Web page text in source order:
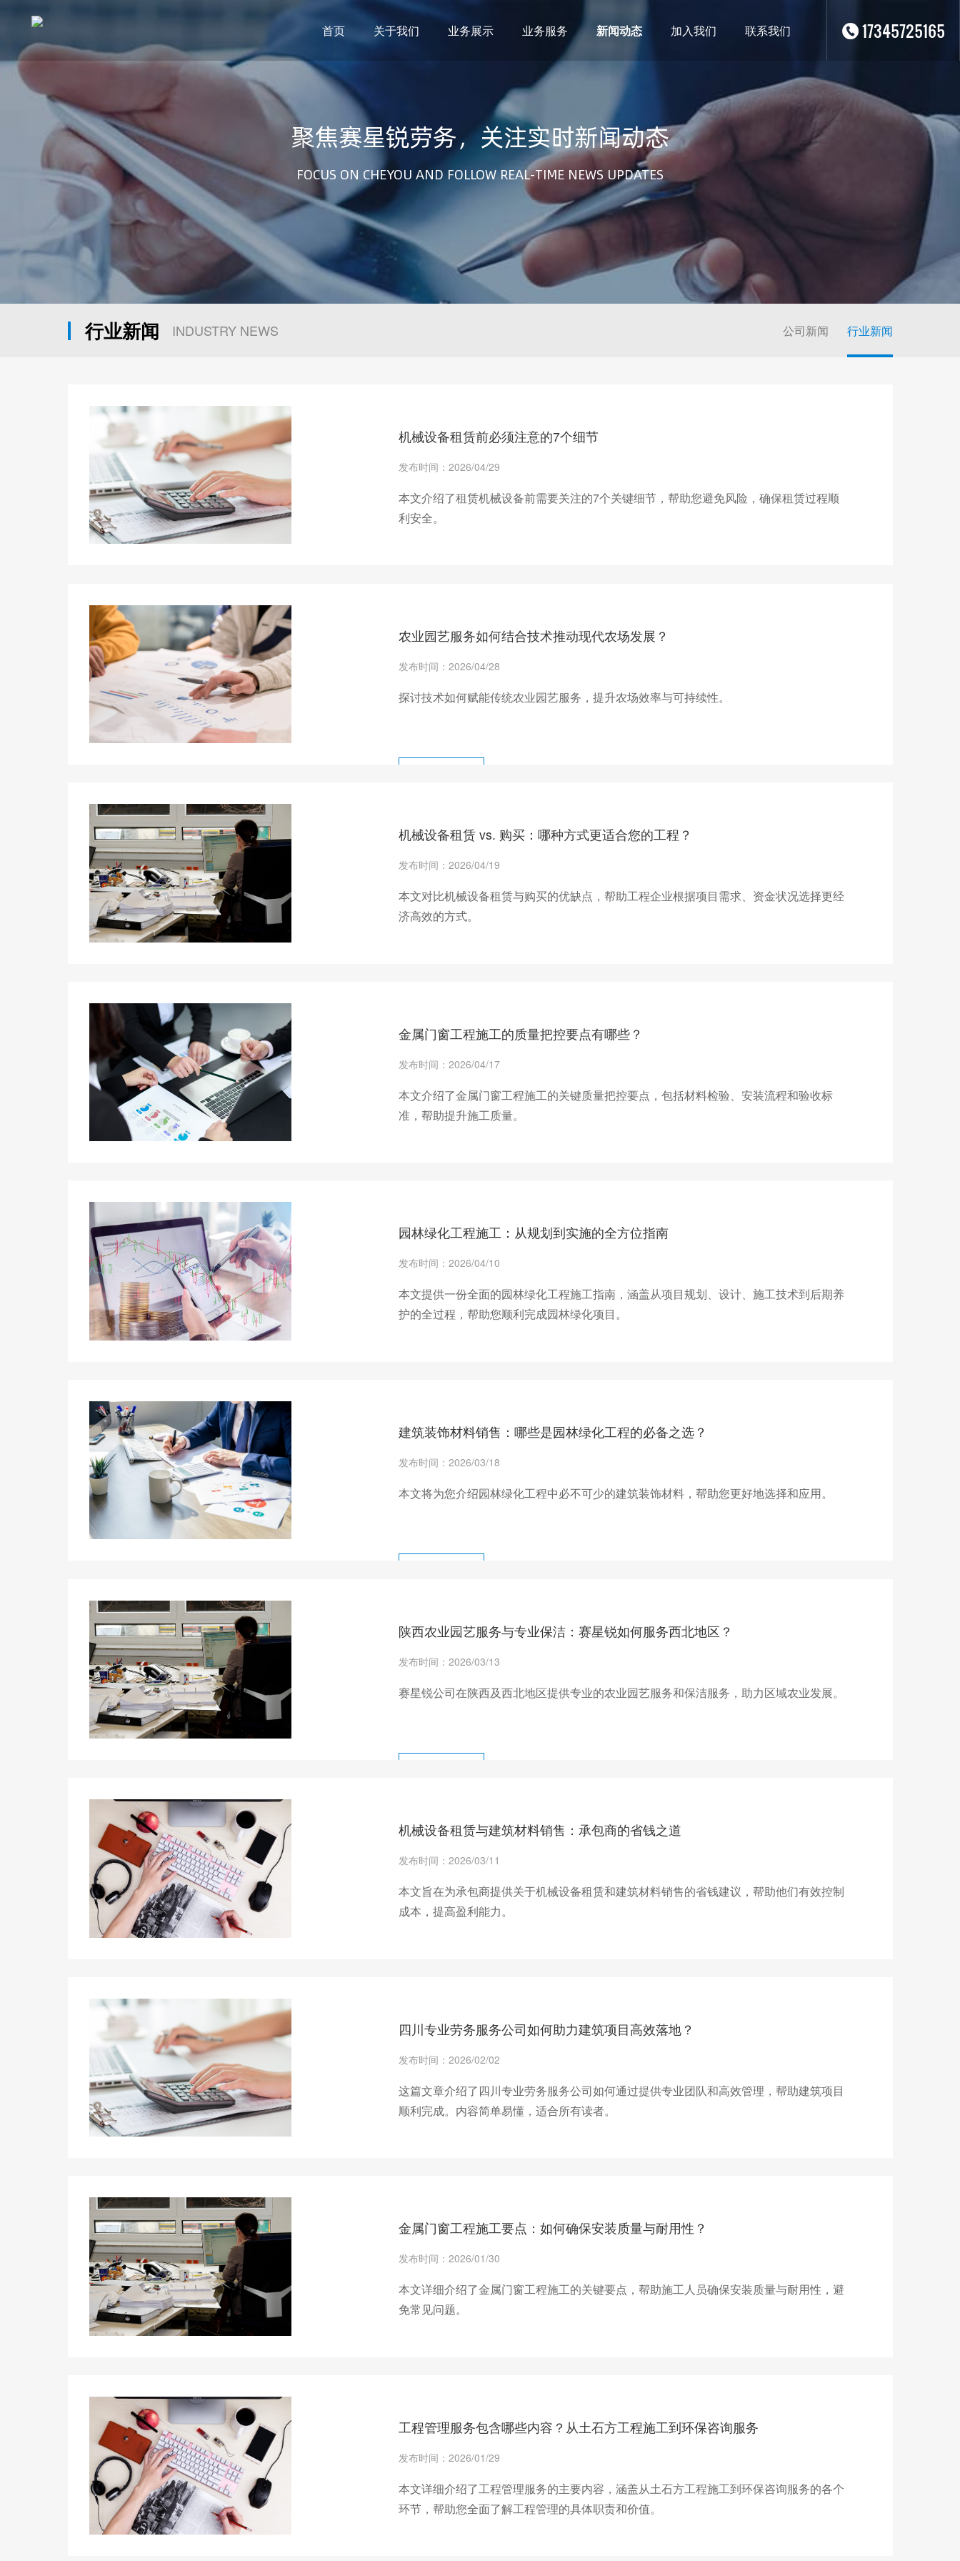
首页 关于我们 业务展示 业务服务 新闻动态 加入我们 联系我们 17345725165
聚焦赛星锐劳务，关注实时新闻动态
FOCUS ON CHEYOU AND FOLLOW REAL-TIME NEWS UPDATES
行业新闻 INDUSTRY NEWS 公司新闻 行业新闻
机械设备租赁前必须注意的7个细节
发布时间：2026/04/29
本文介绍了租赁机械设备前需要关注的7个关键细节，帮助您避免风险，确保租赁过程顺
利安全。
农业园艺服务如何结合技术推动现代农场发展？
发布时间：2026/04/28
探讨技术如何赋能传统农业园艺服务，提升农场效率与可持续性。
机械设备租赁 vs. 购买：哪种方式更适合您的工程？
发布时间：2026/04/19
本文对比机械设备租赁与购买的优缺点，帮助工程企业根据项目需求、资金状况选择更经
济高效的方式。
金属门窗工程施工的质量把控要点有哪些？
发布时间：2026/04/17
本文介绍了金属门窗工程施工的关键质量把控要点，包括材料检验、安装流程和验收标
准，帮助提升施工质量。
园林绿化工程施工：从规划到实施的全方位指南
发布时间：2026/04/10
本文提供一份全面的园林绿化工程施工指南，涵盖从项目规划、设计、施工技术到后期养
护的全过程，帮助您顺利完成园林绿化项目。
建筑装饰材料销售：哪些是园林绿化工程的必备之选？
发布时间：2026/03/18
本文将为您介绍园林绿化工程中必不可少的建筑装饰材料，帮助您更好地选择和应用。
陕西农业园艺服务与专业保洁：赛星锐如何服务西北地区？
发布时间：2026/03/13
赛星锐公司在陕西及西北地区提供专业的农业园艺服务和保洁服务，助力区域农业发展。
机械设备租赁与建筑材料销售：承包商的省钱之道
发布时间：2026/03/11
本文旨在为承包商提供关于机械设备租赁和建筑材料销售的省钱建议，帮助他们有效控制
成本，提高盈利能力。
四川专业劳务服务公司如何助力建筑项目高效落地？
发布时间：2026/02/02
这篇文章介绍了四川专业劳务服务公司如何通过提供专业团队和高效管理，帮助建筑项目
顺利完成。内容简单易懂，适合所有读者。
金属门窗工程施工要点：如何确保安装质量与耐用性？
发布时间：2026/01/30
本文详细介绍了金属门窗工程施工的关键要点，帮助施工人员确保安装质量与耐用性，避
免常见问题。
工程管理服务包含哪些内容？从土石方工程施工到环保咨询服务
发布时间：2026/01/29
本文详细介绍了工程管理服务的主要内容，涵盖从土石方工程施工到环保咨询服务的各个
环节，帮助您全面了解工程管理的具体职责和价值。